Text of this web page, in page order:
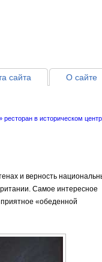
сайта О сайте
в историческом
и верность
Самое интересное
«обеденной